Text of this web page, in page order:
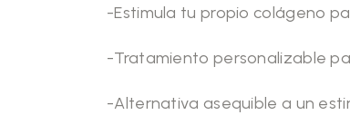
-Estimula tu propio colágeno
-Tratamiento personalizable
-Alternativa asequible a un